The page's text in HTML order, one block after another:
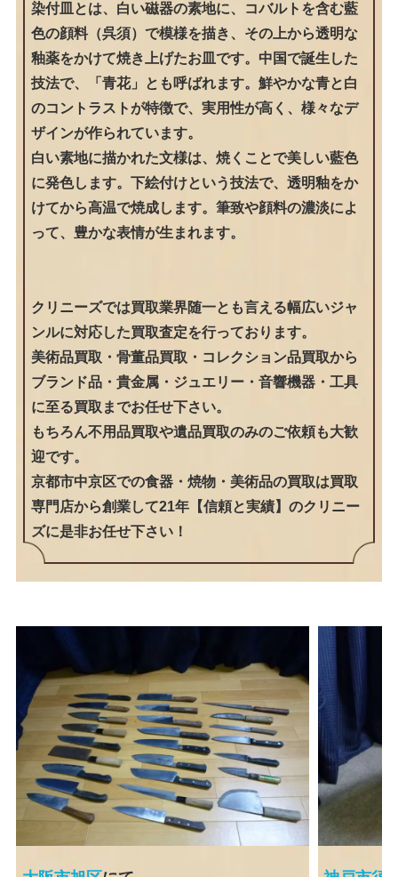
染付皿とは、白い磁器の素地に、コバルトを含む藍
色の顔料（呉須）で模様を描き、その上から透明な
釉薬をかけて焼き上げたお皿です。中国で誕生した
技法で、「青花」とも呼ばれます。鮮やかな青と白
のコントラストが特徴で、実用性が高く、様々なデ
ザインが作られています。
白い素地に描かれた文様は、焼くことで美しい藍色
に発色します。下絵付けという技法で、透明釉をか
けてから高温で焼成します。筆致や顔料の濃淡によ
って、豊かな表情が生まれます。
クリニーズでは買取業界随一とも言える幅広いジャ
ンルに対応した買取査定を行っております。
美術品買取・骨董品買取・コレクション品買取から
ブランド品・貴金属・ジュエリー・音響機器・工具
に至る買取までお任せ下さい。
もちろん不用品買取や遺品買取のみのご依頼も大歓
迎です。
京都市中京区での食器・焼物・美術品の買取は買取
専門店から創業して21年【信頼と実績】のクリニー
ズに是非お任せ下さい！